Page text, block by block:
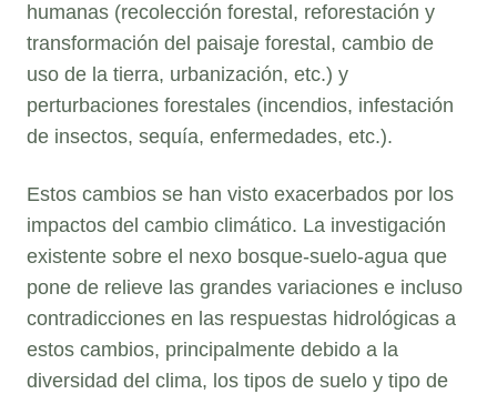
humanas (recolección forestal, reforestación y
transformación del paisaje forestal, cambio de
uso de la tierra, urbanización, etc.) y
perturbaciones forestales (incendios, infestación
de insectos, sequía, enfermedades, etc.).
Estos cambios se han visto exacerbados por los
impactos del cambio climático. La investigación
existente sobre el nexo bosque-suelo-agua que
pone de relieve las grandes variaciones e incluso
contradicciones en las respuestas hidrológicas a
estos cambios, principalmente debido a la
diversidad del clima, los tipos de suelo y tipo de